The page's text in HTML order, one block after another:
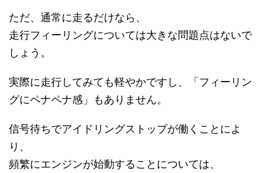
ただ、通常に走るだけなら、
走行フィーリングについては大きな問題点はないで
しょう。
実際に走行してみても軽やかですし、「フィーリン
グにペナペナ感」もありません。
信号待ちでアイドリングストップが働くことによ
り、
頻繁にエンジンが始動することについては、